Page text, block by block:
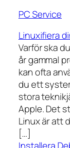
PC Service
Linuxifiera
Varför ska
år gammal
kan ofta
du ett
stora
Apple. Det
Linux är att
[…]